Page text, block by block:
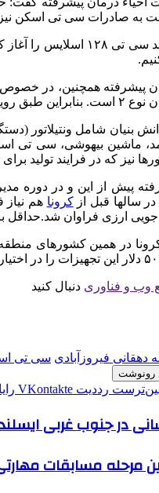
به صادرات سی تی اسکن
وی ادامه داد: هم
آور محسوب می شود.
محصول شامل دانش بنیان شامل
ماشین بیهوشی، سی
نیز که در فرایند تولید
پیش از این و در دوره
در سالها قبل ازکرونا هم
با این تعداد دستگاه ۲۰۰ میلیون
وب و فناوری دنبال کنید
دهقانی فیروزآبادی سی تی
رونوشت
‫رددیت ‫VKontakte
در جنوب غربی